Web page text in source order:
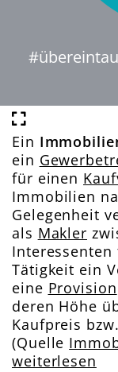
Ein
ein
für einen
Immobilien
Gelegenheit
als Makler
Tätigkeit ein
eine Provision
deren Höhe
Kaufpreis
(Quelle
weiterlesen